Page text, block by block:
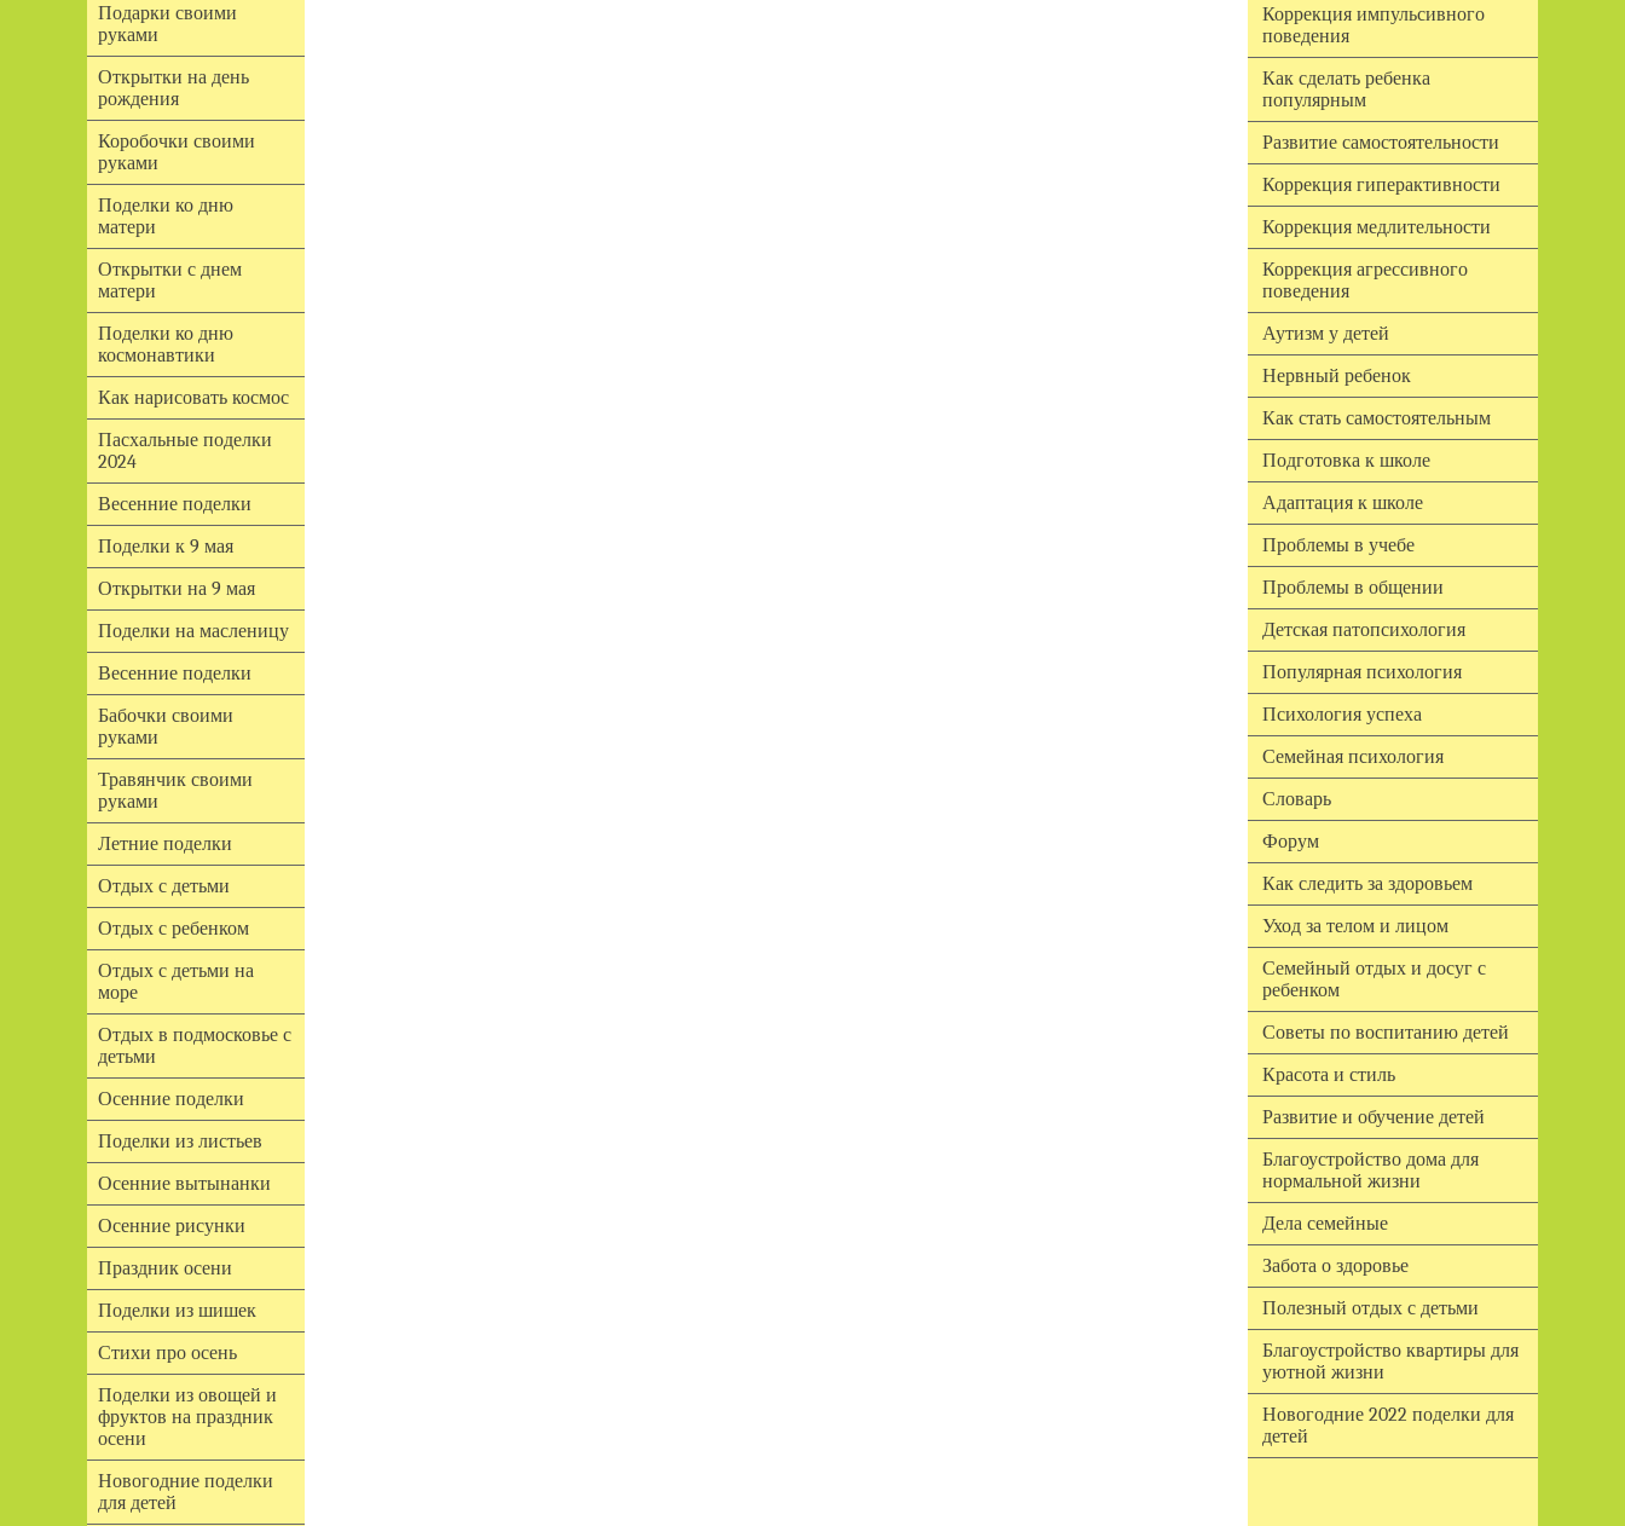
Подарки своими
руками
Открытки на день
рождения
Коробочки своими
руками
Поделки ко дню
матери
Открытки с днем
матери
Поделки ко дню
космонавтики
Как нарисовать космос
Пасхальные поделки
2024
Весенние поделки
Поделки к 9 мая
Открытки на 9 мая
Поделки на масленицу
Весенние поделки
Бабочки своими
руками
Травянчик своими
руками
Летние поделки
Отдых с детьми
Отдых с ребенком
Отдых с детьми на
море
Отдых в подмосковье с
детьми
Осенние поделки
Поделки из листьев
Осенние вытынанки
Осенние рисунки
Праздник осени
Поделки из шишек
Стихи про осень
Поделки из овощей и
фруктов на праздник
осени
Новогодние поделки
для детей
Коррекция импульсивного
поведения
Как сделать ребенка
популярным
Развитие самостоятельности
Коррекция гиперактивности
Коррекция медлительности
Коррекция агрессивного
поведения
Аутизм у детей
Нервный ребенок
Как стать самостоятельным
Подготовка к школе
Адаптация к школе
Проблемы в учебе
Проблемы в общении
Детская патопсихология
Популярная психология
Психология успеха
Семейная психология
Словарь
Форум
Как следить за здоровьем
Уход за телом и лицом
Семейный отдых и досуг с
ребенком
Советы по воспитанию детей
Красота и стиль
Развитие и обучение детей
Благоустройство дома для
нормальной жизни
Дела семейные
Забота о здоровье
Полезный отдых с детьми
Благоустройство квартиры для
уютной жизни
Новогодние 2022 поделки для
детей